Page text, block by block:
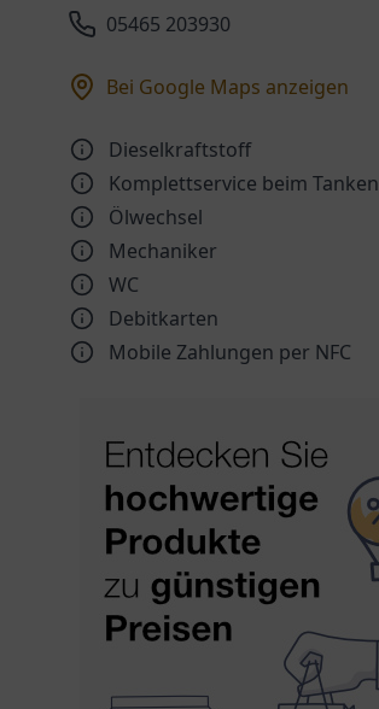
05465 203930
Bei Google Maps anzeigen
Dieselkraftstoff
Komplettservice beim Tanken
Ölwechsel
Mechaniker
WC
Debitkarten
Mobile Zahlungen per NFC